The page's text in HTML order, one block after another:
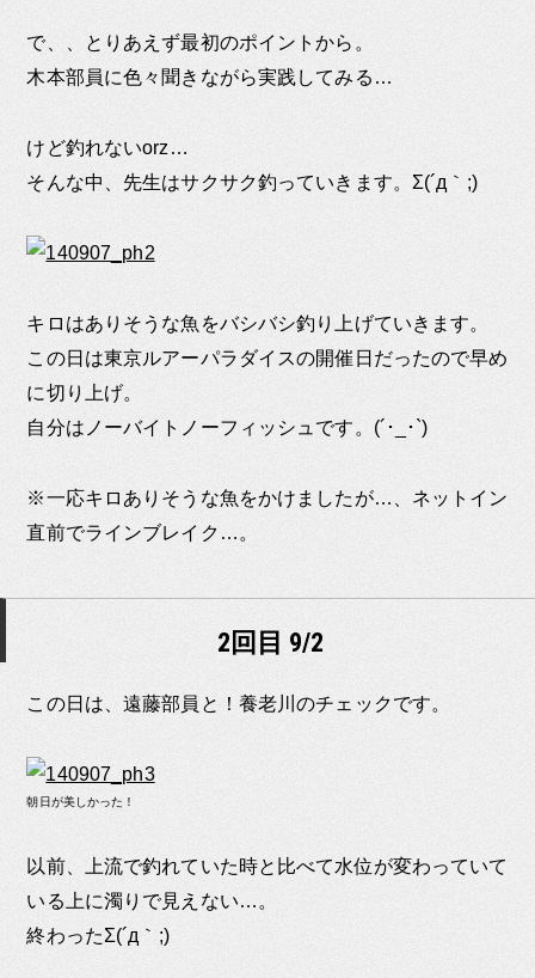
で、、とりあえず最初のポイントから。
木本部員に色々聞きながら実践してみる…
けど釣れないorz…
そんな中、先生はサクサク釣っていきます。Σ(´д｀;)
キロはありそうな魚をバシバシ釣り上げていきます。
この日は東京ルアーパラダイスの開催日だったので早め
に切り上げ。
自分はノーバイトノーフィッシュです。(´･_･`)
※一応キロありそうな魚をかけましたが…、ネットイン
直前でラインブレイク…。
2回目 9/2
この日は、遠藤部員と！養老川のチェックです。
朝日が美しかった！
以前、上流で釣れていた時と比べて水位が変わっていて
いる上に濁りで見えない…。
終わったΣ(´д｀;)